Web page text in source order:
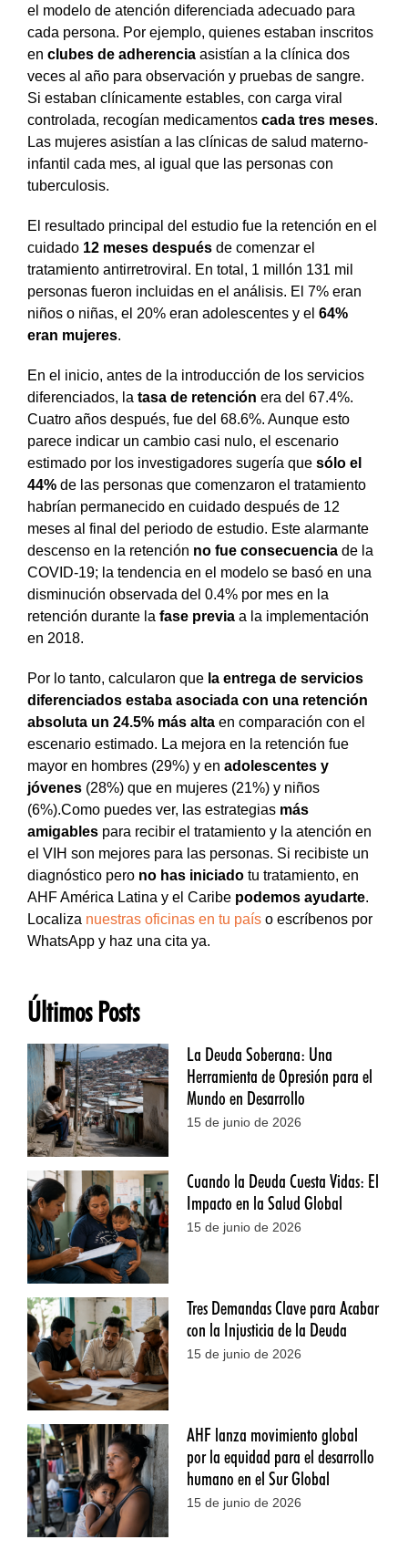
el modelo de atención diferenciada adecuado para
cada persona. Por ejemplo, quienes estaban inscritos
en clubes de adherencia asistían a la clínica dos
veces al año para observación y pruebas de sangre.
Si estaban clínicamente estables, con carga viral
controlada, recogían medicamentos cada tres meses.
Las mujeres asistían a las clínicas de salud materno-
infantil cada mes, al igual que las personas con
tuberculosis.
El resultado principal del estudio fue la retención en el
cuidado 12 meses después de comenzar el
tratamiento antirretroviral. En total, 1 millón 131 mil
personas fueron incluidas en el análisis. El 7% eran
niños o niñas, el 20% eran adolescentes y el 64%
eran mujeres.
En el inicio, antes de la introducción de los servicios
diferenciados, la tasa de retención era del 67.4%.
Cuatro años después, fue del 68.6%. Aunque esto
parece indicar un cambio casi nulo, el escenario
estimado por los investigadores sugería que sólo el
44% de las personas que comenzaron el tratamiento
habrían permanecido en cuidado después de 12
meses al final del periodo de estudio. Este alarmante
descenso en la retención no fue consecuencia de la
COVID-19; la tendencia en el modelo se basó en una
disminución observada del 0.4% por mes en la
retención durante la fase previa a la implementación
en 2018.
Por lo tanto, calcularon que la entrega de servicios
diferenciados estaba asociada con una retención
absoluta un 24.5% más alta en comparación con el
escenario estimado. La mejora en la retención fue
mayor en hombres (29%) y en adolescentes y
jóvenes (28%) que en mujeres (21%) y niños
(6%).Como puedes ver, las estrategias más
amigables para recibir el tratamiento y la atención en
el VIH son mejores para las personas. Si recibiste un
diagnóstico pero no has iniciado tu tratamiento, en
AHF América Latina y el Caribe podemos ayudarte.
Localiza nuestras oficinas en tu país o escríbenos por
WhatsApp y haz una cita ya.
Últimos Posts
La Deuda Soberana: Una
Herramienta de Opresión para el
Mundo en Desarrollo
15 de junio de 2026
Cuando la Deuda Cuesta Vidas: El
Impacto en la Salud Global
15 de junio de 2026
Tres Demandas Clave para Acabar
con la Injusticia de la Deuda
15 de junio de 2026
AHF lanza movimiento global
por la equidad para el desarrollo
humano en el Sur Global
15 de junio de 2026